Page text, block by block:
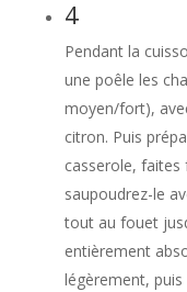
4
Pendant la
une poêle les
moyen/fort),
citron. Puis
casserole, faites
saupoudrez-le
tout au fouet
entièrement
légèrement,